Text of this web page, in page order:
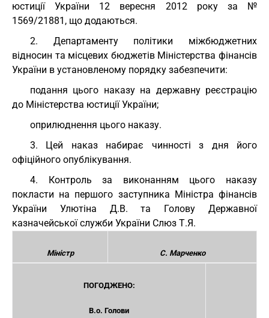
юстиції України 12 вересня 2012 року за №
1569/21881, що додаються.
2. Департаменту політики міжбюджетних
відносин та місцевих бюджетів Міністерства фінансів
України в установленому порядку забезпечити:
подання цього наказу на державну реєстрацію
до Міністерства юстиції України;
оприлюднення цього наказу.
3. Цей наказ набирає чинності з дня його
офіційного опублікування.
4. Контроль за виконанням цього наказу
покласти на першого заступника Міністра фінансів
України Улютіна Д.В. та Голову Державної
казначейської служби України Слюз Т.Я.
Міністр С. Марченко
ПОГОДЖЕНО:
В.о. Голови